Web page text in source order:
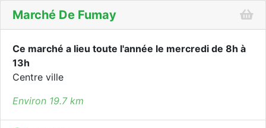
Marché De Fumay
Ce marché a lieu toute l'année le mercredi de 8h à
13h
Centre ville
Environ 19.7 km